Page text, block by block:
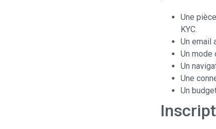
Une
KYC.
Un email
Un mode
Un
Une
Un